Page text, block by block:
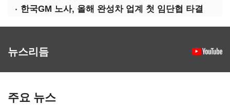
한국GM 노사, 올해 완성차 업계 첫 임단협 타결
뉴스리듬
주요 뉴스